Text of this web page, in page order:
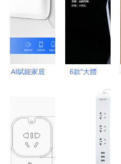
poe供電
AI賦能家居
能插座深度
解析
6款"大體